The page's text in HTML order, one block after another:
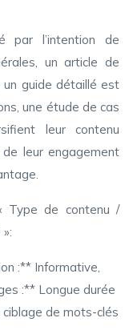
l’intention de
un article de
un guide détaillé est
une étude de cas
leur contenu
leur engagement
Type de contenu /
:** Informative,
:** Longue durée
de mots-clés